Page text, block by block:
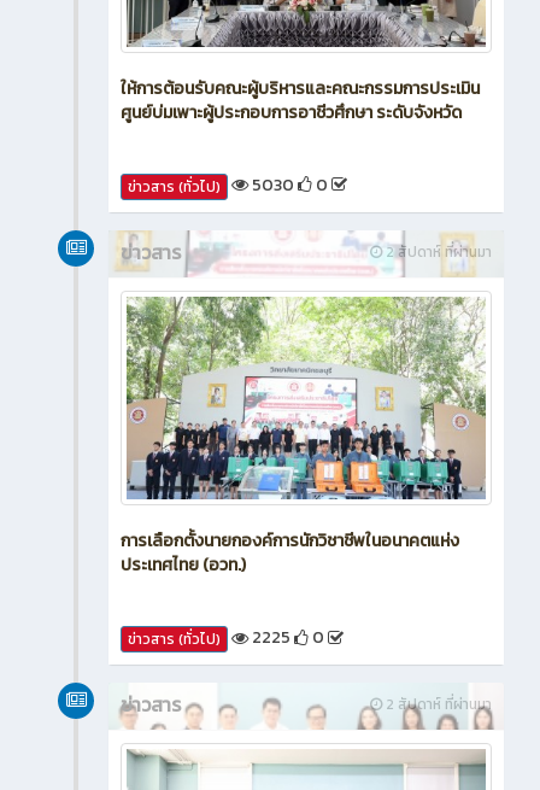
ให้การต้อนรับคณะผู้บริหารและคณะกรรมการประเมิน
ศูนย์บ่มเพาะผู้ประกอบการอาชีวศึกษา ระดับจังหวัด
ข่าวสาร (ทั่วไป) 5030 0
2 สัปดาห์ ที่ผ่านมา
ข่าวสาร
การเลือกตั้งนายกองค์การนักวิชาชีพในอนาคตแห่ง
ประเทศไทย (อวท.)
ข่าวสาร (ทั่วไป) 2225 0
2 สัปดาห์ ที่ผ่านมา
ข่าวสาร